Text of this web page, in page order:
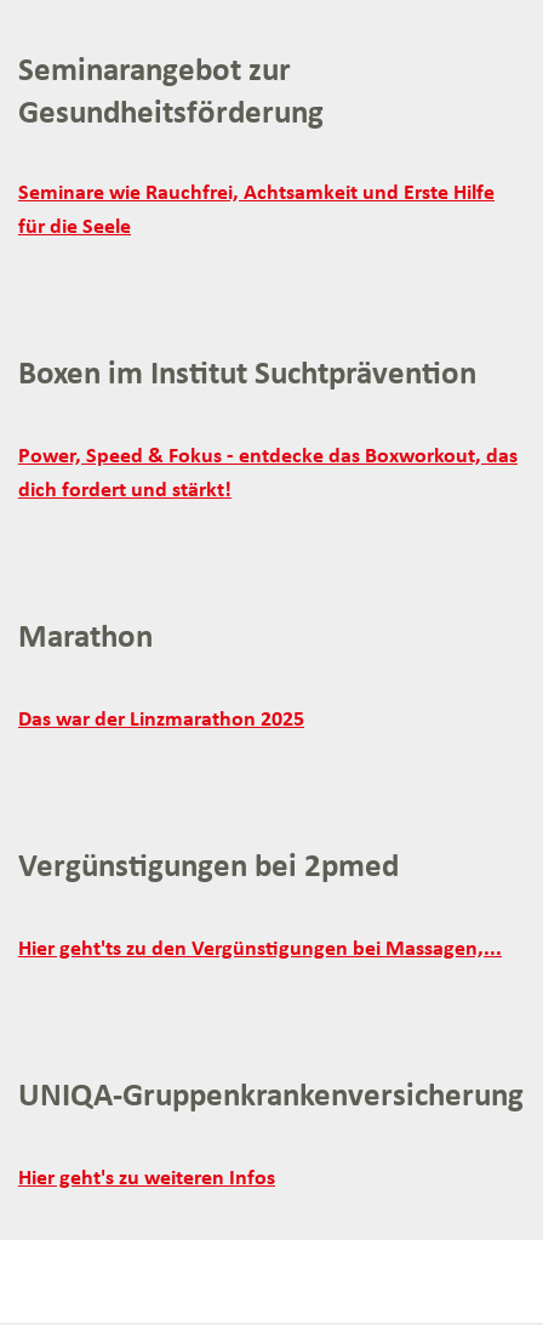
Seminarangebot zur
Gesundheitsförderung
Seminarangebot
zur
Seminare wie Rauchfrei, Achtsamkeit und Erste Hilfe
für die Seele
Boxen im Institut Suchtprävention
Boxen
im
Power, Speed & Fokus - entdecke das Boxworkout, das
dich fordert und stärkt!
Marathon
Marathon:
Das war der Linzmarathon 2025
Vergünstigungen bei 2pmed
Vergünstigungen
Hier geht'ts zu den Vergünstigungen bei Massagen,...
UNIQA-Gruppenkrankenversicherung
UNIQA-
Hier geht's zu weiteren Infos